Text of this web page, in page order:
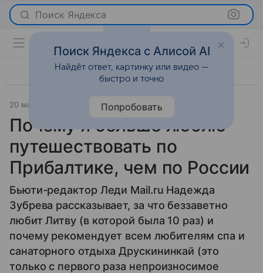
Поиск Яндекса
20 марта 2019 Путешествия
Почему я больше люблю
путешествовать по
Прибалтике, чем по России
Бьюти-редактор Леди Mail.ru Надежда
Зубрева рассказывает, за что беззаветно
любит Литву (в которой была 10 раз) и
почему рекомендует всем любителям спа и
санаторного отдыха Друскининкай (это
только с первого раза непроизносимое
Поиск Яндекса с Алисой AI
Найдёт ответ, картинку или видео —
быстро и точно
Попробовать